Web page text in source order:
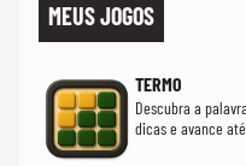
MEUS JOGOS
TERMO
Descubra a
dicas e avance